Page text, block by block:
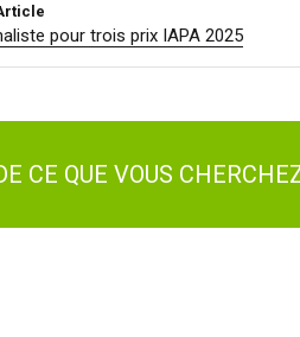
pour trois prix IAPA 2025
CE QUE VOUS